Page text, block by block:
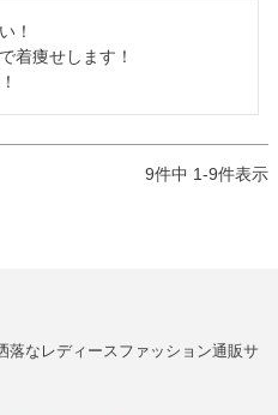
！
着痩せします！
9件中 1-9件表示
落なレディースファッション通販サ